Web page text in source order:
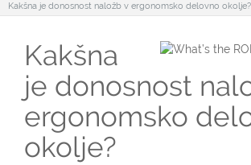
Kakšna je donosnost naložb v ergonomsko delovno okolje?
Kakšna
je donosnost
ergonomsko
okolje?